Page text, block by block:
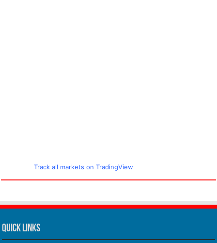
Quick Links